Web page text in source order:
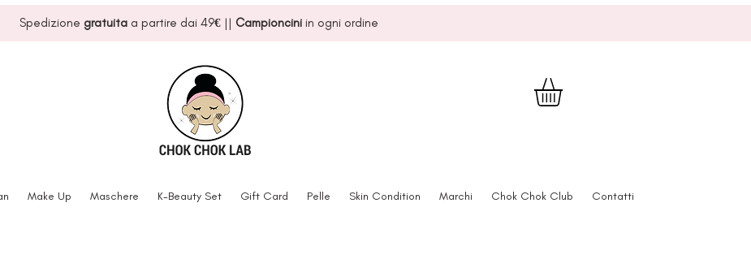
Spedizione gratuita a partire dai 49€ || Campioncini in ogni ordine
Make Up Maschere K-Beauty Set Gift Card Pelle Skin Condition Marchi Chok Chok Club Contatti